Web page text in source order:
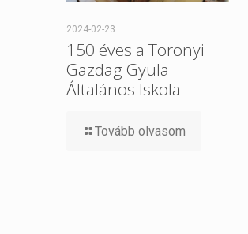
2024-02-23
150 éves a Toronyi
Gazdag Gyula
Általános Iskola
Tovább olvasom